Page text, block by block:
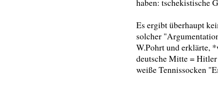
haben: tschekistische
Es ergibt überhaupt
solcher
W.Pohrt und erklärte,
deutsche Mitte =
weiße Tennissocken